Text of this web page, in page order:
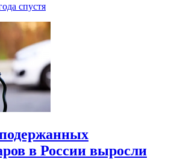
спустя
в России выросли